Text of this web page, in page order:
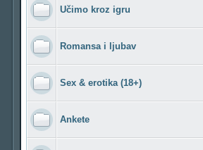
Učimo kroz igru
Romansa i ljubav
Sex & erotika (18+)
Ankete